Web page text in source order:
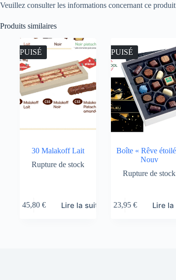
Veuillez consulter les informations concernant ce
Produits similaires
ÉPUISÉ
30 Malakoff Lait
Rupture de stock
45,80 € Lire la suite
ÉPUISÉ
Boîte « Rêve
Nouv
Rupture de stock
23,95 € Lire la